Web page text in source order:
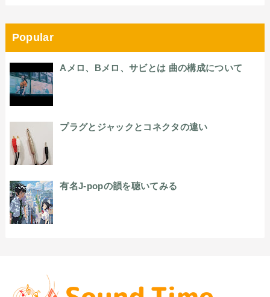
Popular
Aメロ、Bメロ、サビとは 曲の構成について
プラグとジャックとコネクタの違い
有名J-popの韻を聴いてみる